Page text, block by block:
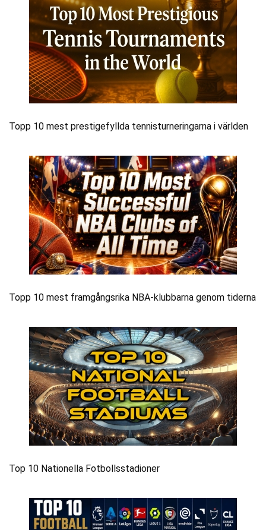
Topp 10 mest prestigefyllda tennisturneringarna i världen
Topp 10 mest framgångsrika NBA-klubbarna genom tiderna
Top 10 Nationella Fotbollsstadioner